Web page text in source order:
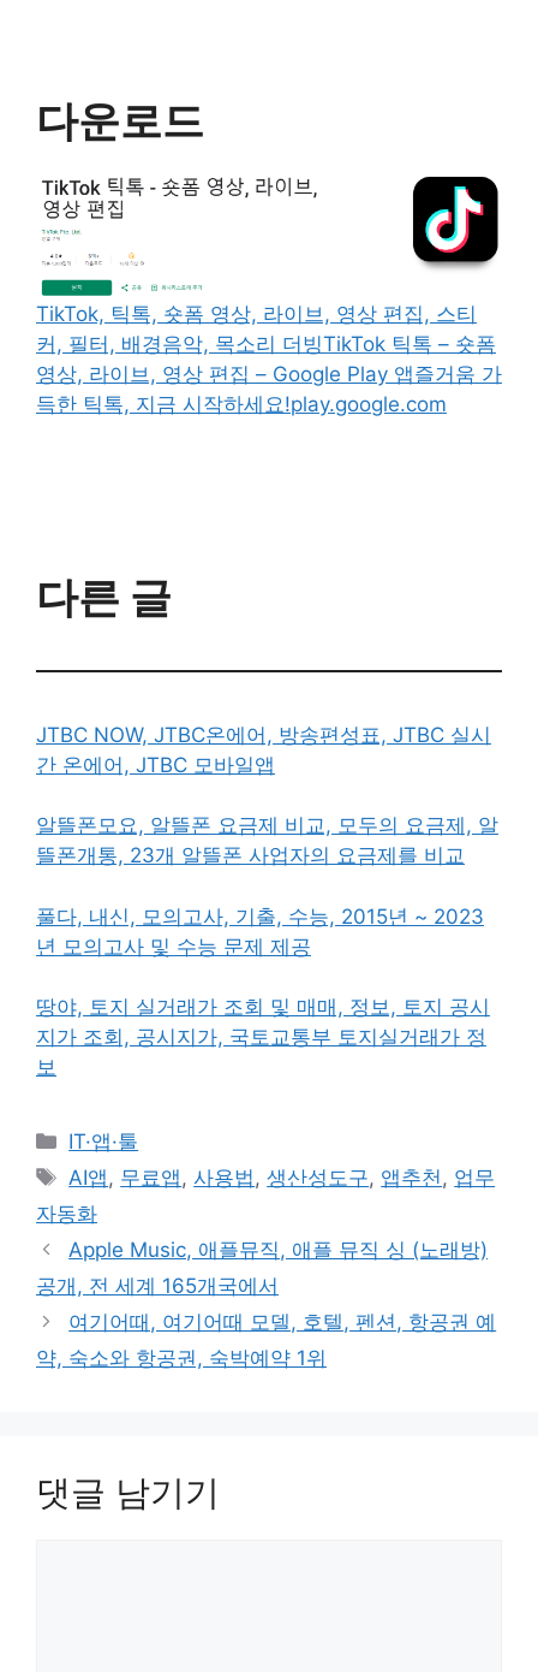
다운로드
TikTok, 틱톡, 숏폼 영상, 라이브, 영상 편집, 스티
커, 필터, 배경음악, 목소리 더빙TikTok 틱톡 – 숏폼
영상, 라이브, 영상 편집 – Google Play 앱즐거움 가
득한 틱톡, 지금 시작하세요!play.google.com
다른 글
JTBC NOW, JTBC온에어, 방송편성표, JTBC 실시
간 온에어, JTBC 모바일앱
알뜰폰모요, 알뜰폰 요금제 비교, 모두의 요금제, 알
뜰폰개통, 23개 알뜰폰 사업자의 요금제를 비교
풀다, 내신, 모의고사, 기출, 수능, 2015년 ~ 2023
년 모의고사 및 수능 문제 제공
땅야, 토지 실거래가 조회 및 매매, 정보, 토지 공시
지가 조회, 공시지가, 국토교통부 토지실거래가 정
보
카
테
리
IT·앱·툴
태
그
AI앱, 무료앱,사용법,생산성도구, 앱추천, 업무
자동화
Apple Music, 애플뮤직, 애플 뮤직 싱 (노래방)
공개, 전 세계 165개국에서
여기어때, 여기어때 모델, 호텔, 펜션, 항공권 예
약, 숙소와 항공권, 숙박예약 1위
댓글 남기기